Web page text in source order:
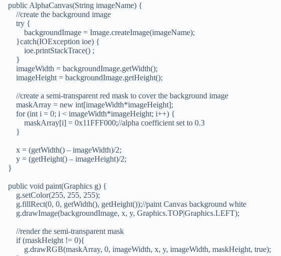
public AlphaCanvas(String imageName) {
//create the background image
try {
backgroundImage = Image.createImage(imageName);
}catch(IOException ioe) {
ioe.printStackTrace() ;
}
imageWidth = backgroundImage.getWidth();
imageHeight = backgroundImage.getHeight();
//create a semi-transparent red mask to cover the background image
maskArray = new int[imageWidth*imageHeight];
for (int i = 0; i < imageWidth*imageHeight; i++) {
maskArray[i] = 0x11FFF000;//alpha coefficient set to 0.3
}
x = (getWidth() – imageWidth)/2;
y = (getHeight() – imageHeight)/2;
}
public void paint(Graphics g) {
g.setColor(255, 255, 255);
g.fillRect(0, 0, getWidth(), getHeight());//paint Canvas background white
g.drawImage(backgroundImage, x, y, Graphics.TOP|Graphics.LEFT);
//render the semi-transparent mask
if (maskHeight != 0){
g.drawRGB(maskArray, 0, imageWidth, x, y, imageWidth, maskHeight, true);